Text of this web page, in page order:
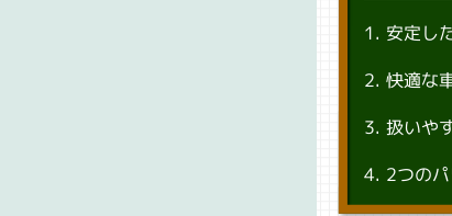
安定し
快適な
扱いや
2つの